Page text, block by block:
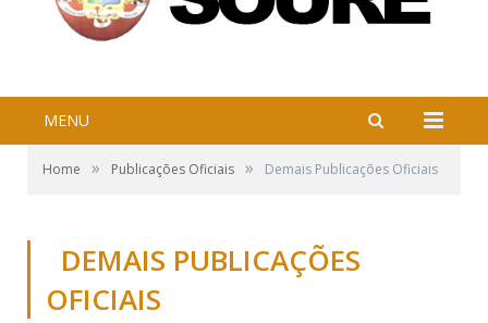
MENU
Home » Publicações Oficiais » Demais Publicações Oficiais
DEMAIS PUBLICAÇÕES
OFICIAIS